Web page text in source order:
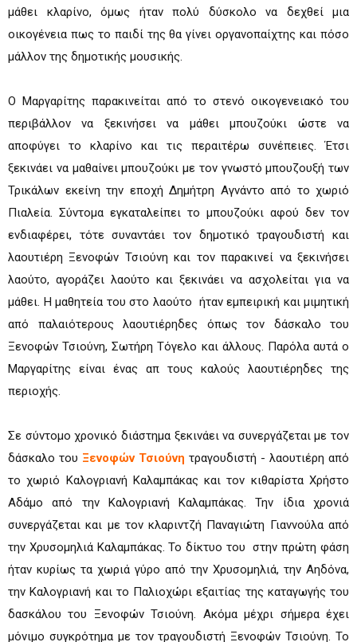
μάθει κλαρίνο, όμως ήταν πολύ δύσκολο να δεχθεί μια
οικογένεια πως το παιδί της θα γίνει οργανοπαίχτης και πόσο
μάλλον της δημοτικής μουσικής.
Ο Μαργαρίτης παρακινείται από το στενό οικογενειακό του
περιβάλλον να ξεκινήσει να μάθει μπουζούκι ώστε να
αποφύγει το κλαρίνο και τις περαιτέρω συνέπειες. Έτσι
ξεκινάει να μαθαίνει μπουζούκι με τον γνωστό μπουζουξή των
Τρικάλων εκείνη την εποχή Δημήτρη Αγνάντο από το χωριό
Πιαλεία. Σύντομα εγκαταλείπει το μπουζούκι αφού δεν τον
ενδιαφέρει, τότε συναντάει τον δημοτικό τραγουδιστή και
λαουτιέρη Ξενοφών Τσιούνη και τον παρακινεί να ξεκινήσει
λαούτο, αγοράζει λαούτο και ξεκινάει να ασχολείται για να
μάθει. Η μαθητεία του στο λαούτο ήταν εμπειρική και μιμητική
από παλαιότερους λαουτιέρηδες όπως τον δάσκαλο του
Ξενοφών Τσιούνη, Σωτήρη Τόγελο και άλλους. Παρόλα αυτά ο
Μαργαρίτης είναι ένας απ τους καλούς λαουτιέρηδες της
περιοχής.
Σε σύντομο χρονικό διάστημα ξεκινάει να συνεργάζεται με τον
δάσκαλο του Ξενοφών Τσιούνη τραγουδιστή - λαουτιέρη από
το χωριό Καλογριανή Καλαμπάκας και τον κιθαρίστα Χρήστο
Αδάμο από την Καλογριανή Καλαμπάκας. Την ίδια χρονιά
συνεργάζεται και με τον κλαριντζή Παναγιώτη Γιαννούλα από
την Χρυσομηλιά Καλαμπάκας. Το δίκτυο του στην πρώτη φάση
ήταν κυρίως τα χωριά γύρο από την Χρυσομηλιά, την Αηδόνα,
την Καλογριανή και το Παλιοχώρι εξαιτίας της καταγωγής του
δασκάλου του Ξενοφών Τσιούνη. Ακόμα μέχρι σήμερα έχει
μόνιμο συγκρότημα με τον τραγουδιστή Ξενοφών Τσιούνη. Το